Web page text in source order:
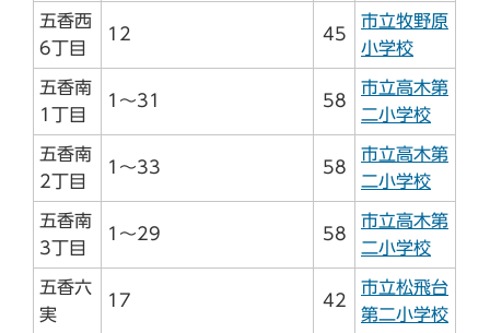
五香西
6丁目
12 45
市立牧野原
小学校
五香南
1丁目
1～31 58
市立高木第
二小学校
五香南
2丁目
1～33 58
市立高木第
二小学校
五香南
3丁目
1～29 58
市立高木第
二小学校
五香六
実
17 42
市立松飛台
第二小学校